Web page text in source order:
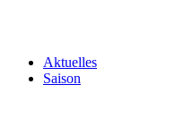
Aktuelles
Saison